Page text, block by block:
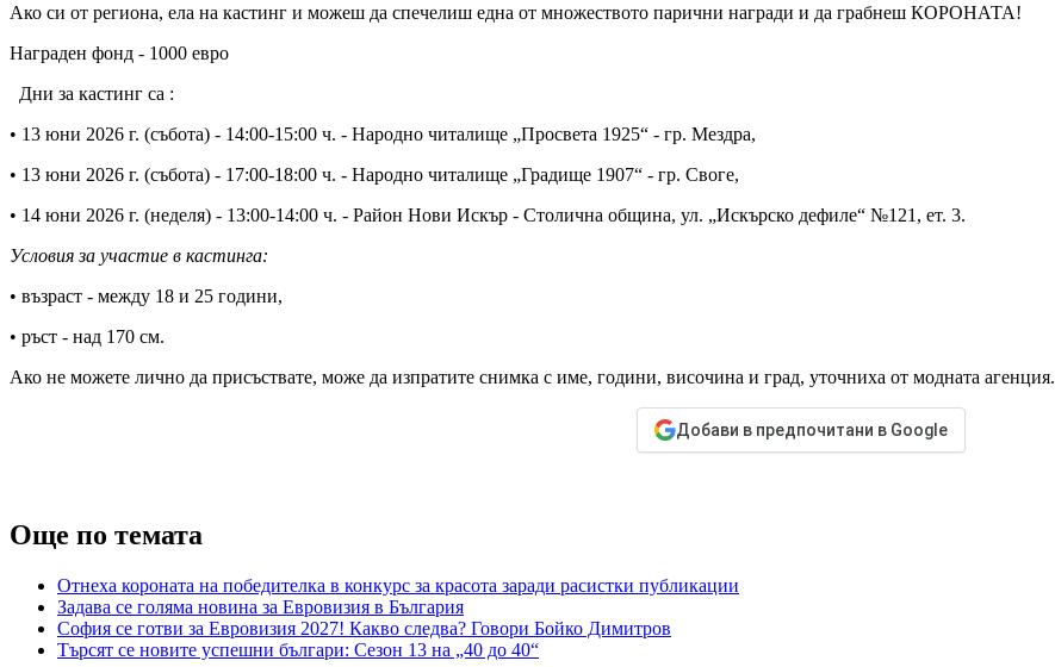
Ако си от региона, ела на кастинг и можеш да спечелиш една от множеството парични награди и да грабнеш КОРОНАТА!
Награден фонд - 1000 евро
Дни за кастинг са :
• 13 юни 2026 г. (събота) - 14:00-15:00 ч. - Народно читалище „Просвета 1925“ - гр. Мездра,
• 13 юни 2026 г. (събота) - 17:00-18:00 ч. - Народно читалище „Градище 1907“ - гр. Своге,
• 14 юни 2026 г. (неделя) - 13:00-14:00 ч. - Район Нови Искър - Столична община, ул. „Искърско дефиле“ №121, ет. 3.
Условия за участие в кастинга:
• възраст - между 18 и 25 години,
• ръст - над 170 см.
Ако не можете лично да присъствате, може да изпратите снимка с име, години, височина и град, уточниха от модната агенция.
Добави в предпочитани в Google
Още по темата
Отнеха короната на победителка в конкурс за красота заради расистки публикации
Задава се голяма новина за Евровизия в България
София се готви за Евровизия 2027! Какво следва? Говори Бойко Димитров
Търсят се новите успешни българи: Сезон 13 на „40 до 40“